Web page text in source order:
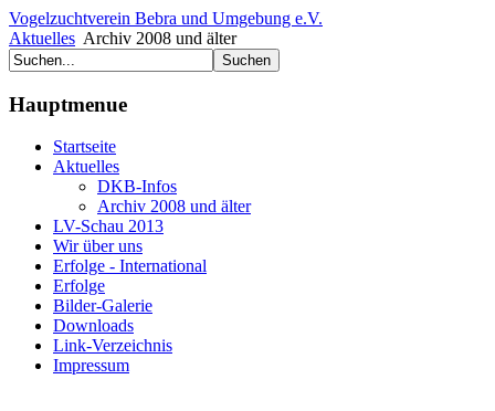
Vogelzuchtverein Bebra und Umgebung e.V.
Aktuelles Archiv 2008 und älter
Hauptmenue
Startseite
Aktuelles
DKB-Infos
Archiv 2008 und älter
LV-Schau 2013
Wir über uns
Erfolge - International
Erfolge
Bilder-Galerie
Downloads
Link-Verzeichnis
Impressum